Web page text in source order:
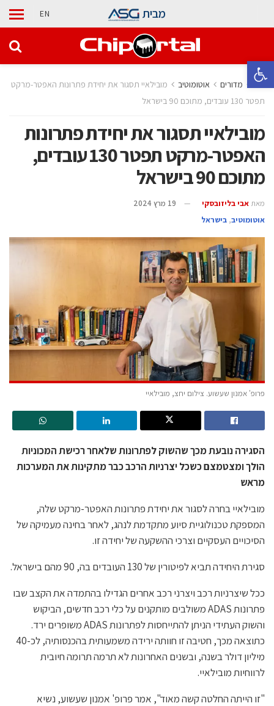
פתח סרגל נגישות
מבית EN
בית מדורים אוטומוטיב
מובילאיי תסגור את יחידת פתרונות האפטר-מרקט
תפטר 130 עובדים, מתוכם 90 בישראל
מובילאיי תסגור את יחידת פתרונות
האפטר-מרקט תפטר 130 עובדים,
מתוכם 90 בישראל
מאת אבי בליזובסקי
19 מרץ 2024
אוטומוטיב, בישראל
פרופ' אמנון שעשוע. צילום יחצ, מובילאיי
הסגירה נובעת מכך שהשוק לפתרונות שלאחר רכישת המכוניות
הולך ומצטמצם כשכל יצרניות הרכב כבר מתקינות את המערכות
מראש
מובילאייבחרה לסגור את יחידת פתרונות האפטר-מרקט שלה,
המספקת טכנולוגיית סיוע מתקדמת לנהג, לאחר בחינה מעמיקה של
הסיכויים העסקיים וצרכי ההשקעה של יחידה זו.
סגירת היחידה תביא לפיטורין של 130 העובדים בה, 90 מהם בישראל.
ככל שיצרניות רכב ויצרני רכב אחרים הגדילו בהתמדה את הקצב שבו
פתרונות ADAS משולבים מותקנים על כלי רכב חדשים, הביקוש
והשוק העתידי הניתן להתייחסות לפתרונות ADAS משופרים ירד.
כתוצאה מכך, חטיבה זו חוותה ירידה משמעותית בהכנסותיה, לכ-40
מיליון דולר בשנה, ובשנים האחרונות לא תרמה תרומה חיובית
לרווחיות מובילאיי.
"זו הייתה החלטה קשה מאוד", אמר פרופ' אמנון שעשוע, נשיא